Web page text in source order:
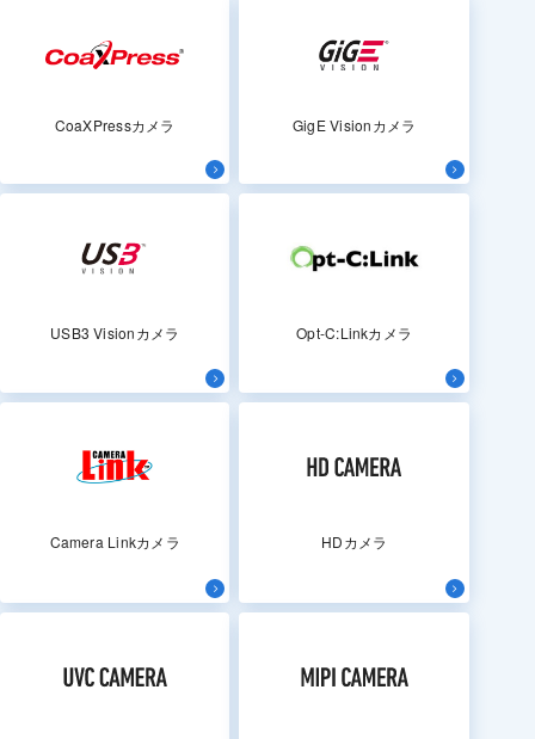
CoaXPressカメラ GigE Visionカメラ
USB3 Visionカメラ Opt-C:Linkカメラ
Camera Linkカメラ HDカメラ